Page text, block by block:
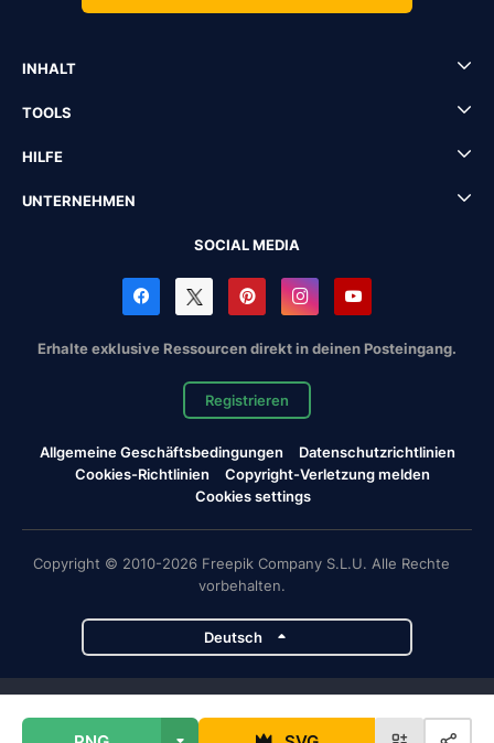
INHALT
TOOLS
HILFE
UNTERNEHMEN
SOCIAL MEDIA
Erhalte exklusive Ressourcen direkt in deinen Posteingang.
Registrieren
Allgemeine Geschäftsbedingungen
Datenschutzrichtlinien
Cookies-Richtlinien
Copyright-Verletzung melden
Cookies settings
Copyright © 2010-2026 Freepik Company S.L.U. Alle Rechte
vorbehalten.
Deutsch